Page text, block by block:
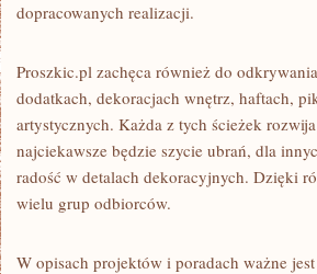
dopracowanych realizacji.
Proszkic.pl zachęca również do
dodatkach, dekoracjach wnętrz, haftach,
artystycznych. Każda z tych ścieżek
najciekawsze będzie szycie ubrań, dla
radość w detalach dekoracyjnych. Dzięki
wielu grup odbiorców.
W opisach projektów i poradach ważne